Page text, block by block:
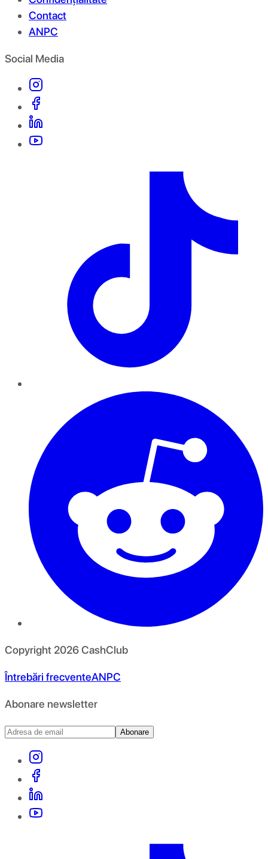
Contact
ANPC
Social Media
Copyright 2026CashClub
Întrebări frecventeANPC
Abonare newsletter
Abonare